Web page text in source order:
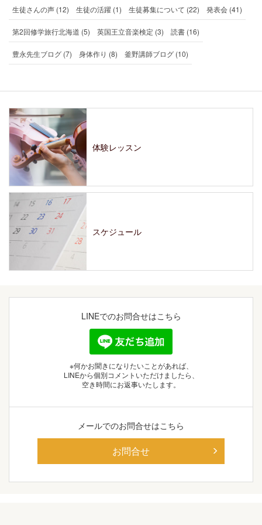
生徒さんの声 (12) 生徒の活躍 (1) 生徒募集について (22) 発表会 (41)
第2回修学旅行北海道 (5) 英国王立音楽検定 (3) 読書 (16)
豊永先生ブログ (7) 身体作り (8) 釜野講師ブログ (10)
LINEでのお問合せはこちら
※何かお聞きになりたいことがあれば、
LINEから個別コメントいただけましたら、
空き時間にお返事いたします。
メールでのお問合せはこちら
お問合せ
体験レッスン
スケジュール